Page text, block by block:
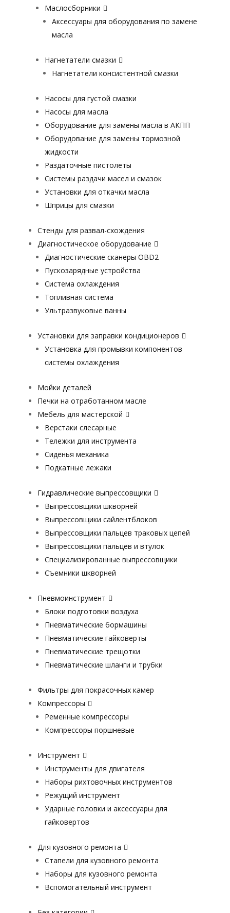
Маслосборники
Аксессуары для оборудования по замене
масла
Нагнетатели смазки
Нагнетатели консистентной смазки
Насосы для густой смазки
Насосы для масла
Оборудование для замены масла в АКПП
Оборудование для замены тормозной
жидкости
Раздаточные пистолеты
Системы раздачи масел и смазок
Установки для откачки масла
Шприцы для смазки
Стенды для развал-схождения
Диагностическое оборудование
Диагностические сканеры OBD2
Пускозарядные устройства
Система охлаждения
Топливная система
Ультразвуковые ванны
Установки для заправки кондиционеров
Установка для промывки компонентов
системы охлаждения
Мойки деталей
Печки на отработанном масле
Мебель для мастерской
Верстаки слесарные
Тележки для инструмента
Сиденья механика
Подкатные лежаки
Гидравлические выпрессовщики
Выпрессовщики шкворней
Выпрессовщики сайлентблоков
Выпрессовщики пальцев траковых цепей
Выпрессовщики пальцев и втулок
Специализированные выпрессовщики
Cъемники шкворней
Пневмоинструмент
Блоки подготовки воздуха
Пневматические бормашины
Пневматические гайковерты
Пневматические трещотки
Пневматические шланги и трубки
Фильтры для покрасочных камер
Компрессоры
Ременные компрессоры
Компрессоры поршневые
Инструмент
Инструменты для двигателя
Наборы рихтовочных инструментов
Режущий инструмент
Ударные головки и аксессуары для
гайковертов
Для кузовного ремонта
Стапели для кузовного ремонта
Наборы для кузовного ремонта
Вспомогательный инструмент